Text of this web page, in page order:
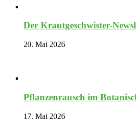
Der Krautgeschwister-
20. Mai 2026
Pflanzenrausch im
17. Mai 2026